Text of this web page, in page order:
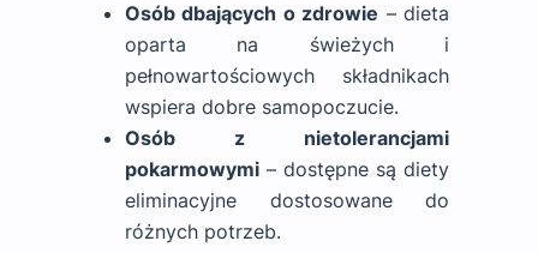
Osób dbających o zdrowie – dieta
oparta na świeżych i
pełnowartościowych składnikach
wspiera dobre samopoczucie.
Osób z nietolerancjami
pokarmowymi – dostępne są diety
eliminacyjne dostosowane do
różnych potrzeb.